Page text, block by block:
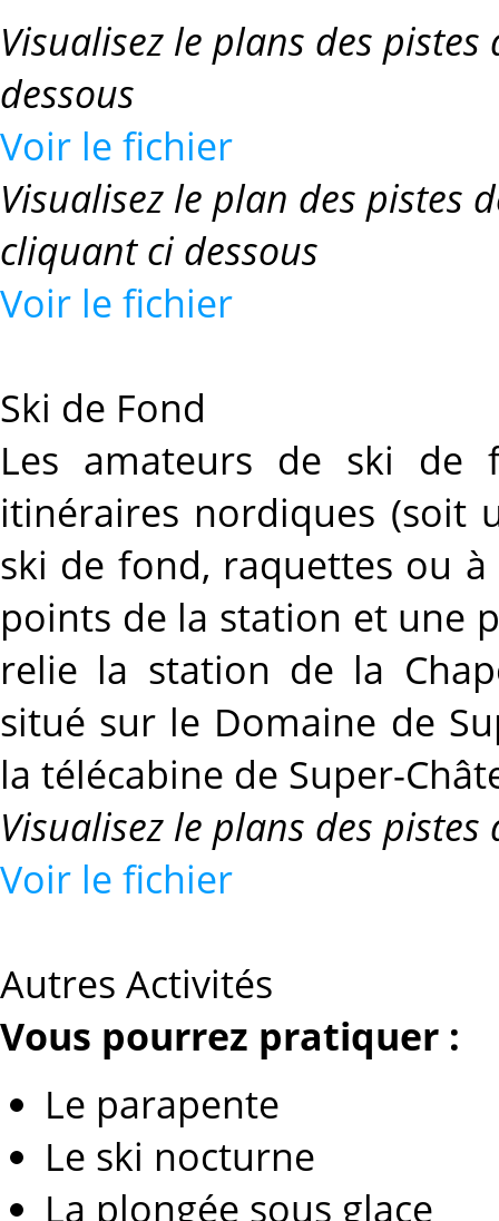
Visualisez le plans des
dessous
Voir le fichier
Visualisez le plan des pistes
cliquant ci dessous
Voir le fichier
Ski de Fond
Les amateurs de ski
itinéraires nordiques (soit
ski de fond, raquettes ou
points de la station et une
relie la station de la
situé sur le Domaine de
la télécabine de Super-
Visualisez le plans des
Voir le fichier
Autres Activités
Vous pourrez pratiquer :
Le parapente
Le ski nocturne
La plongée sous glace